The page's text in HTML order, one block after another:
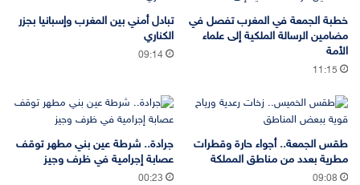
خطبة الجمعة في المغرب تفصل في
مضامين الرسالة الملكية إلى علماء
الأمة
11:15
تبادل أمني بين المغرب وإسبانيا بجزر
الكناري
09:14
طقس الجمعة.. أجواء حارة وقطرات
مطرية بعدد من مناطق المملكة
09:08
جرادة.. شرطة عين بني مطهر توقف
عصابة إجرامية في ظرف وجيز
00:23